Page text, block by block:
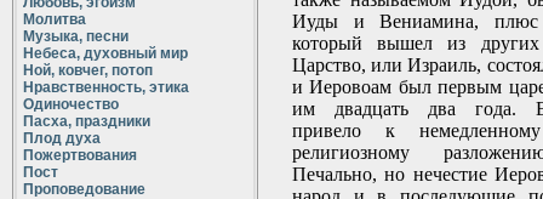
Молитва
Музыка, песни
Небеса, духовный мир
Ной, ковчег, потоп
Нравственность, этика
Одиночество
Пасха, праздники
Плод духа
Пожертвования
Пост
Проповедование
Иуды и Вениамина, плюс
который вышел из других
Царство, или Израиль,
и Иеровоам был первым
им двадцать два года.
привело к
религиозному
Печально, но нечестие